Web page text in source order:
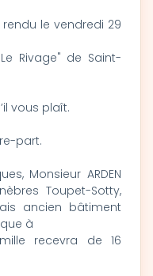
le vendredi 29
Rivage" de Saint-
vous plaît.
part.
Monsieur ARDEN
Toupet-Sotty,
ancien bâtiment
à
recevra de 16